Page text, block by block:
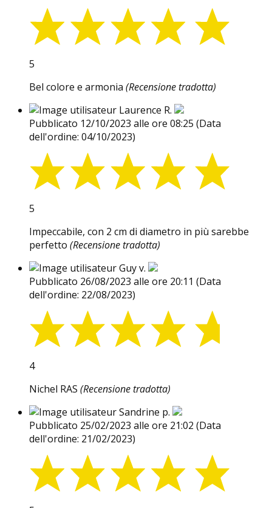
5
Bel colore e armonia (Recensione tradotta)
Laurence R.
Pubblicato 12/10/2023 alle ore 08:25 (Data
dell'ordine: 04/10/2023)
5
Impeccabile, con 2 cm di diametro in più sarebbe
perfetto (Recensione tradotta)
Guy v.
Pubblicato 26/08/2023 alle ore 20:11 (Data
dell'ordine: 22/08/2023)
4
Nichel RAS (Recensione tradotta)
Sandrine p.
Pubblicato 25/02/2023 alle ore 21:02 (Data
dell'ordine: 21/02/2023)